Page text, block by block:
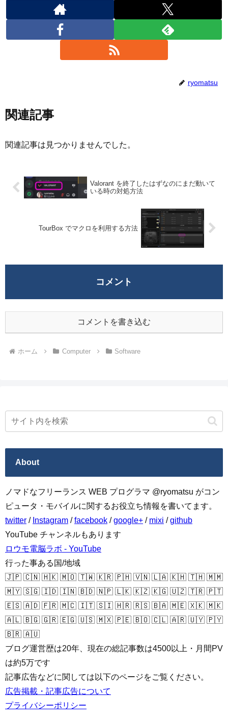
ryomatsu
関連記事
関連記事は見つかりませんでした。
Valorant を終了したはずなのにまだ動いて
いる時の対処方法
TourBox でマクロを利用する方法
コメント
コメントを書き込む
ホーム Computer Software
About
ノマドなフリーランス WEB プログラマ @ryomatsu がコン
ピュータ・モバイルに関するお役立ち情報を書いてます。
twitter / Instagram /facebook /google+ / mixi /github
YouTube チャンネルもあります
ロウモ電脳ラボ - YouTube
行った事ある国/地域
🇯🇵 🇨🇳 🇭🇰 🇲🇴 🇹🇼 🇰🇷 🇵🇭 🇻🇳 🇱🇦 🇰🇭 🇹🇭 🇲🇲
🇲🇾 🇸🇬 🇮🇩 🇮🇳 🇧🇩 🇳🇵 🇱🇰 🇰🇿 🇰🇬 🇺🇿 🇹🇷 🇵🇹
🇪🇸 🇦🇩 🇫🇷 🇲🇨 🇮🇹 🇸🇮 🇭🇷 🇷🇸 🇧🇦 🇲🇪 🇽🇰 🇲🇰
🇦🇱 🇧🇬 🇬🇷 🇪🇬 🇺🇸 🇲🇽 🇵🇪 🇧🇴 🇨🇱 🇦🇷 🇺🇾 🇵🇾
🇧🇷 🇦🇺
ブログ運営歴は20年、現在の総記事数は4500以上・月間PV
は約5万です
記事広告などに関しては以下のページをご覧ください。
広告掲載・記事広告について
プライバシーポリシー